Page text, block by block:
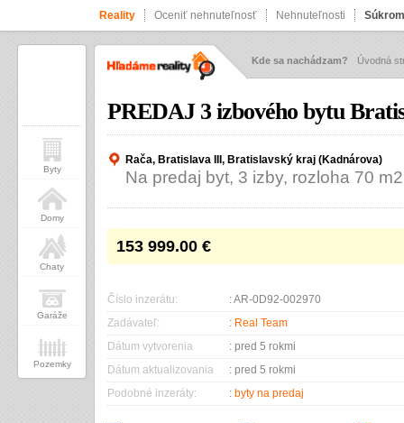
Reality Oceniť nehnuteľnosť Nehnuteľnosti
Kde sa nachádzam? Úvodná
PREDAJ 3 izbového bytu
Rača, Bratislava III, Bratislavský kraj (Kadnárova)
Na predaj byt, 3 izby, rozloha 70 m2
153 999.00 €
Číslo inzerátu:
: AR-0D92-002970
Zadávateľ:
: Real Team
Dátum vytvorenia
: pred 5 rokmi
Dátum aktualizovania
: pred 5 rokmi
Podobné inzeráty:
: byty na predaj
Byty
Domy
Chaty
Garáže
Pozemky